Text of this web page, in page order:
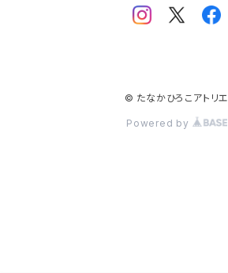
© たなかひろこアトリエ
Powered by